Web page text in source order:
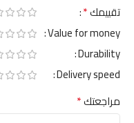
تقييمك*
Value for money
Durability
Delivery speed
مراجعتك*